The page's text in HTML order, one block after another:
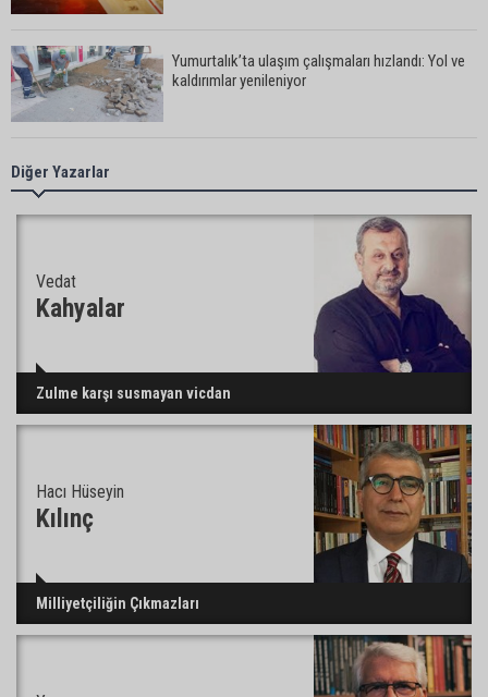
Yumurtalık’ta ulaşım çalışmaları hızlandı: Yol ve
kaldırımlar yenileniyor
“Hırsız çok” diye uyardılar
Müzeyyen Şevkin: “Mısırın alım fiyatı en az 17 lira
95 yaşındaki kadının arsa satışında yeni perde:
Kızı suçlamaları reddetti
İmamoğlu’ndaki göçükte acı bilanço: can kaybı
Feke’de motosiklet ağaca çarptı: 1 kişi hayatını
kaybetti
Diğer Yazarlar
Vedat
Kahyalar
Zulme karşı susmayan vicdan
Hacı Hüseyin
Kılınç
Milliyetçiliğin Çıkmazları